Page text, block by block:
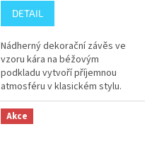
DETAIL
Nádherný dekorační závěs ve
vzoru kára na béžovým
podkladu vytvoří příjemnou
atmosféru v klasickém stylu.
Akce